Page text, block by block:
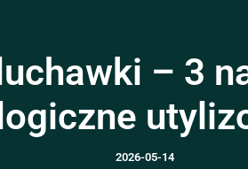
– 3
2026-05-14